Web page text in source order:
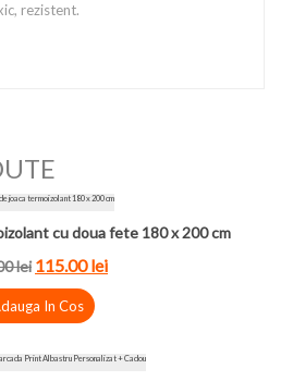
rezistent.
cu doua fete 180 x 200 cm
lei 115.00 lei
In Cos